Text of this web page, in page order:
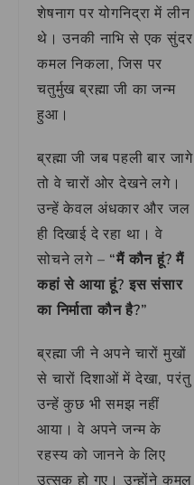
शेषनाग पर योगनिद्रा में लीन
थे। उनकी नाभि से एक सुंदर
कमल निकला, जिस पर
चतुर्मुख ब्रह्मा जी का जन्म
हुआ।
ब्रह्मा जी जब पहली बार जागे
तो वे चारों ओर देखने लगे।
उन्हें केवल अंधकार और जल
ही दिखाई दे रहा था। वे
सोचने लगे – “मैं कौन हूं? मैं
कहां से आया हूं? इस संसार
का निर्माता कौन है?”
ब्रह्मा जी ने अपने चारों मुखों
से चारों दिशाओं में देखा, परंतु
उन्हें कुछ भी समझ नहीं
आया। वे अपने जन्म के
रहस्य को जानने के लिए
उत्सुक हो गए। उन्होंने कमल